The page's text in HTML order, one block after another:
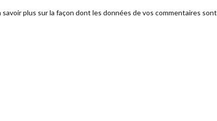
savoir plus sur la façon dont les données de vos commentaires sont